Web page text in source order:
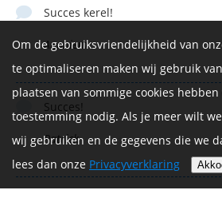
Succes kerel!
Anoniem
Succes!
Patrick
Om de gebruiksvriendelijkheid van
te optimaliseren maken wij gebruik
plaatsen van sommige cookies
toestemming nodig. Als je meer wilt
wij gebruiken en de gegevens die we
lees dan onze Privacyverklaring